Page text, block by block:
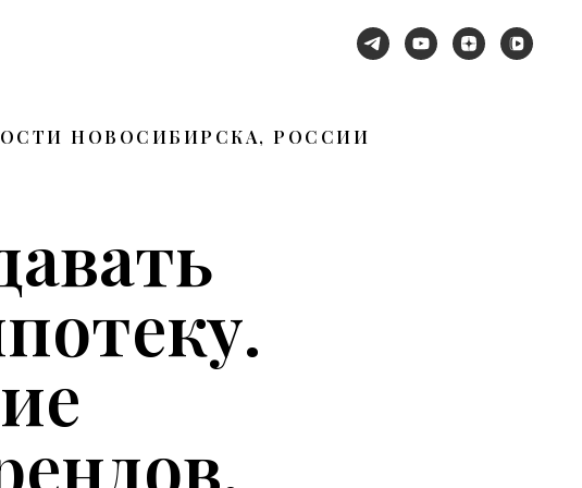
НОВОСИБИРСКА, РОССИИ